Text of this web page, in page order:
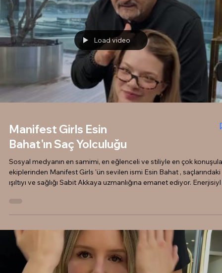
ziyaretinde farklı bir dokunuş, taze bir enerji ve yepyeni trendleri
saçlarına yansıtıyoruz. İster sahne şovları için iddialı bir tasarım
iste
Load video
Manifest Girls Esin
Bahat'ın Saç Yolculuğu
ekiplerinden Manifest Girls 'ün sevilen ismi Esin Bahat , saçlarındaki
girdiği her ortamı değiştiren Esin, saçlarında da yeniliği ve
sevenlerden. Bu yazımızda, Esin Bahat'ın salonumuza her
gerçekleştirdiğimiz farklı dokunuşları, bakım ritüellerini ve stil
değişimlerini sizlerle paylaşıyoruz. Stil ve Değişim Tutkusu